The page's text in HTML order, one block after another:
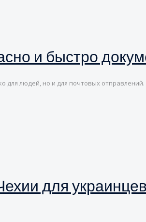
и быстро
для людей, но и для почтовых отправлений.
для